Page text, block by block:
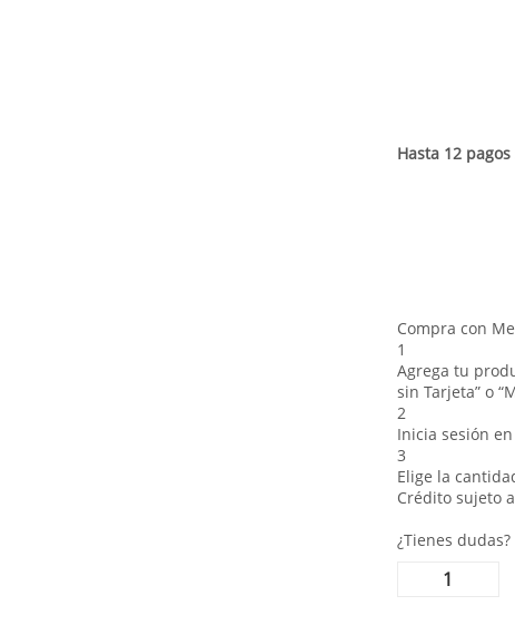
Hasta 12
Compra con
1
Agrega tu
sin Tarjeta” o
2
Inicia sesión
3
Elige la
Crédito sujeto
¿Tienes